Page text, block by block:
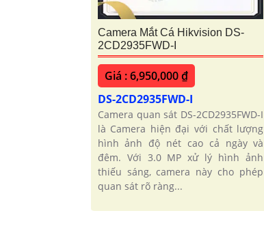
Camera Mắt Cá Hikvision DS-
2CD2935FWD-I
Giá : 6,950,000 ₫
DS-2CD2935FWD-I
Camera quan sát DS-2CD2935FWD-I
là Camera hiện đại với chất lượng
hình ảnh độ nét cao cả ngày và
đêm. Với 3.0 MP xử lý hình ảnh
thiếu sáng, camera này cho phép
quan sát rõ ràng...